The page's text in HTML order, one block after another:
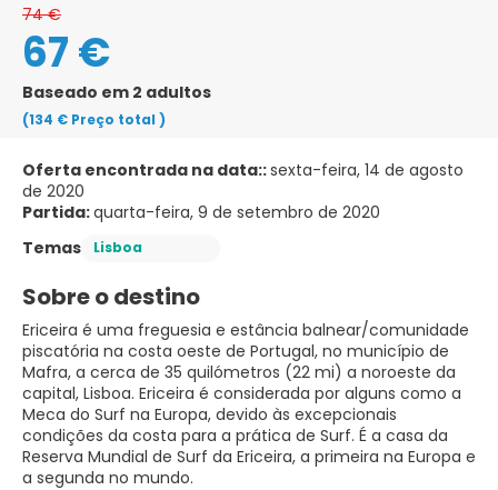
74 €
67 €
Baseado em 2 adultos
(134 € Preço total )
Oferta encontrada na data::sexta-feira, 14 de agosto
de 2020
Partida:quarta-feira, 9 de setembro de 2020
Temas
Lisboa
Sobre o destino
Ericeira é uma freguesia e estância balnear/comunidade
piscatória na costa oeste de Portugal, no município de
Mafra, a cerca de 35 quilómetros (22 mi) a noroeste da
capital, Lisboa. Ericeira é considerada por alguns como a
Meca do Surf na Europa, devido às excepcionais
condições da costa para a prática de Surf. É a casa da
Reserva Mundial de Surf da Ericeira, a primeira na Europa e
a segunda no mundo.